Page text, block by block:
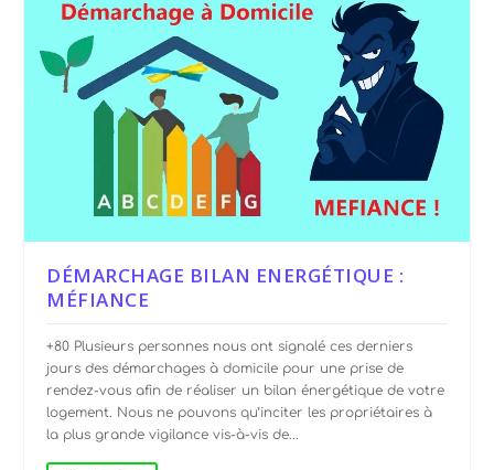
DÉMARCHAGE BILAN ENERGÉTIQUE :
MÉFIANCE
+80 Plusieurs personnes nous ont signalé ces derniers
jours des démarchages à domicile pour une prise de
rendez-vous afin de réaliser un bilan énergétique de votre
logement. Nous ne pouvons qu’inciter les propriétaires à
la plus grande vigilance vis-à-vis de...